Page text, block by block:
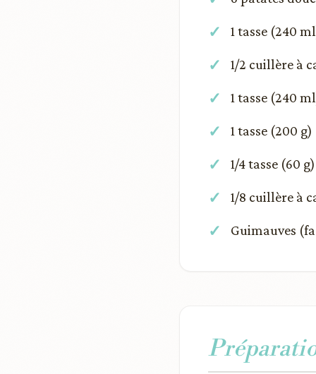
1 tasse (240
1/2 cuillère à
1 tasse (240
1 tasse (200
1/4 tasse (60
1/8 cuillère à
Guimauves